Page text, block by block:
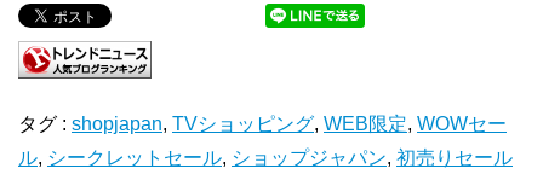
タグ : shopjapan, TVショッピング, WEB限定, WOWセー
ル, シークレットセール, ショップジャパン, 初売りセール